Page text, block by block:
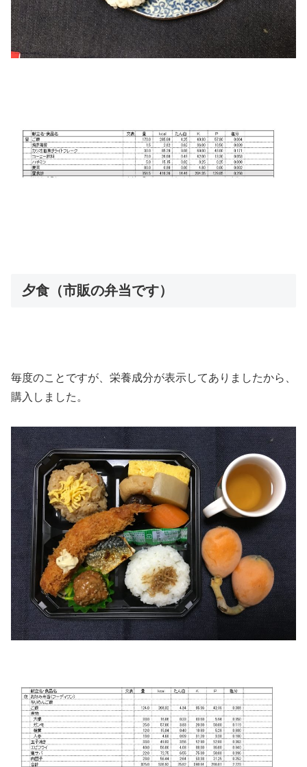
夕食（市販の弁当です）
毎度のことですが、栄養成分が表示してありましたから、
購入しました。